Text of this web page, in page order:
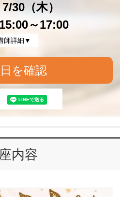
7/30（木）
～17:00
師詳細▼
を確認
内容